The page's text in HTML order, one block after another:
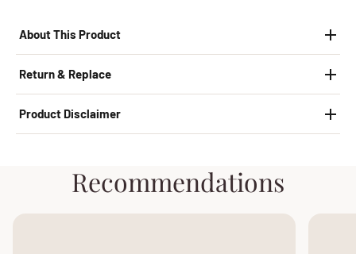
About This Product
Return & Replace
Product Disclaimer
Recommendations